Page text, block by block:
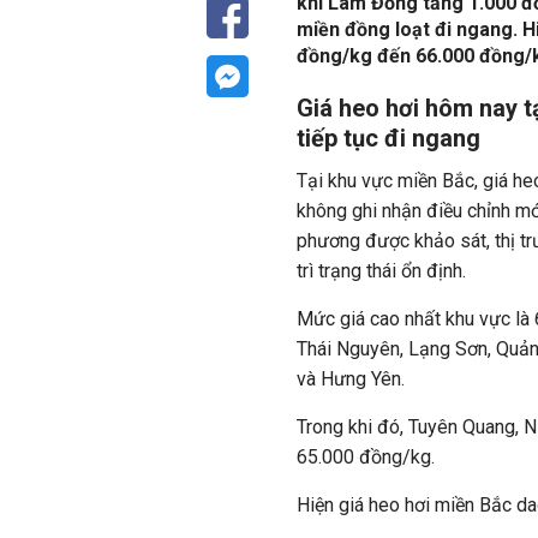
miền đồng loạt đi ngang.
đồng/kg đến 66.000 đồng/
Giá heo hơi hôm nay
tiếp tục đi ngang
Tại khu vực miền Bắc, giá
không ghi nhận điều chỉnh
phương được khảo sát, thị
trì trạng thái ổn định.
Mức giá cao nhất khu vực
Thái Nguyên, Lạng Sơn,
và Hưng Yên.
Trong khi đó, Tuyên Quang,
65.000 đồng/kg.
Hiện giá heo hơi miền Bắc